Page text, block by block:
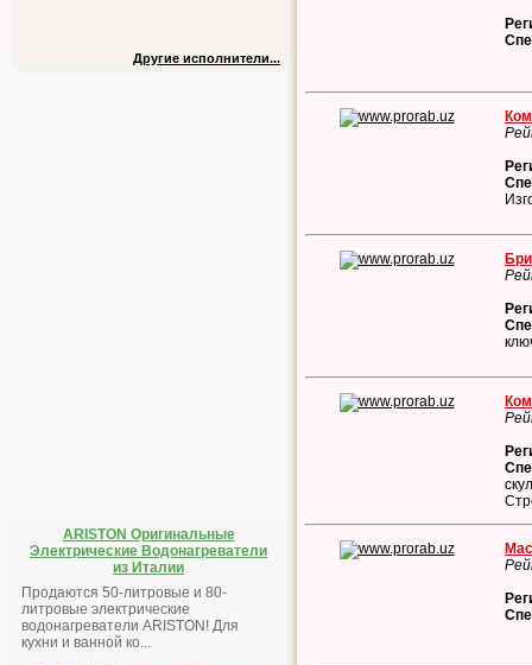
Другие исполнители...
ARISTON Оригинальные
Электрические Водонагреватели
из Италии
Продаются 50-литровые и 80-
литровые электрические
водонагреватели ARISTON! Для
кухни и ванной ко...